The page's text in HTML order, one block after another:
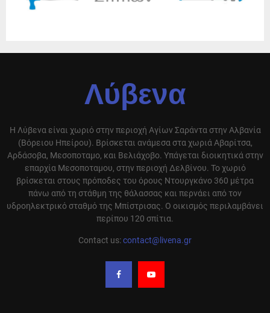
Λύβενα
Η Λύβενα είναι χωριό στην περιοχή Αγίων Σαράντα στην Αλβανία
(Βόρειου Ηπείρου). Βρίσκεται ανάμεσα στα χωριά Αβαρίτσα,
Αρδάσοβα, Μεσοποταμο, και Βελιάχοβο. Υπάγεται διοικητικά στην
επαρχία Μεσοποταμου, στην περιοχή Δελβίνου. Το χωριό
βρίσκεται στους πρόποδες του όρους Ντουργκάνο 360 μέτρα
πάνω από τη στάθμη της θάλασσας και περνάει από τον
υδροηλεκτρικό σταθμό της Μπίστρισας. Ο οικισμός περιλαμβάνει
περίπου 120 σπίτια.
Contact us:contact@livena.gr